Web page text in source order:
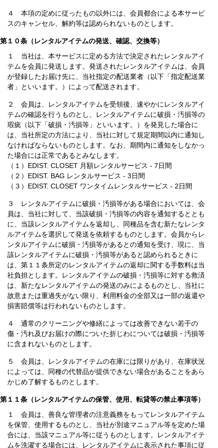
４ 本項の定めに従ったもの以外には、会員都合による本サービ
スのキャンセル、解約等は認められないものとします。
第１０条（レンタルアイテムの発送、確認、交換等）
１ 当社は、本サービスに定める方法で決定されたレンタルアイ
テムを会員に発送します。発送されたレンタルアイテムは、会員
が登録したお届け先に、当社指定の配送業者（以下「指定配送業
者」といいます。）によって配送されます。
２ 会員は、レンタルアイテムを受領後、速やかにレンタルアイ
テムの確認を行うものとし、レンタルアイテムに破損・汚損等の
瑕疵（以下「破損・汚損等」といいます。）を発見した場合に
は、当社所定の方法により、当社に対して規定期間以内に通知し
なければならないものとします。なお、期間内に通知をしなかっ
た場合には正常であるとみなします。
（１）EDIST. CLOSET 月額レンタルサービス - 7日間
（２）EDIST. BAG レンタルサービス - 3日間
（３）EDIST. CLOSET ワンタイムレンタルサービス - 2日間
３ レンタルアイテムに破損・汚損等がある場合においては、会
員は、当社に対して、当該破損・汚損等の内容を通知するととも
に、当該レンタルアイテムを返却し、同種品を含む新たなレンタ
ルアイテムを選択して発送を依頼するものとします。会員からレ
ンタルアイテムに破損・汚損等があるとの通知を受け、現に、当
該レンタルアイテムに破損・汚損等があると認められるときに
は、第１１条所定のレンタルアイテムの返却に関する手数料は当
社負担とします。レンタルアイテムの破損・汚損等に対する救済
は、新たなレンタルアイテムの発送のみによるものとし、当社に
故意または重過失がない限り、利用料金の全部又は一部の返還や
損害賠償等は行われないものとします。
４ 通常のクリーニングや修繕によっては改善できない若干の
傷・汚れ及びお届けの際についた折じわについては破損・汚損等
に含まれないものとします。
５ 会員は、レンタルアイテムの在庫には限りがあり、在庫状況
によっては、同種の代替品が提供できない場合があることをあら
かじめ了解するものとします。
第１１条（レンタルアイテムの保管、使用、転貸等の禁止事項等）
１ 会員は、善良な管理者の注意義務をもってレンタルアイテム
を保管、使用するものとし、当社が別途マニュアル等を定めた場
合には、当該マニュアル等に従うものとします。レンタルアイテ
ムを洗濯する場合には、レンタルアイテムに表示された事項に従